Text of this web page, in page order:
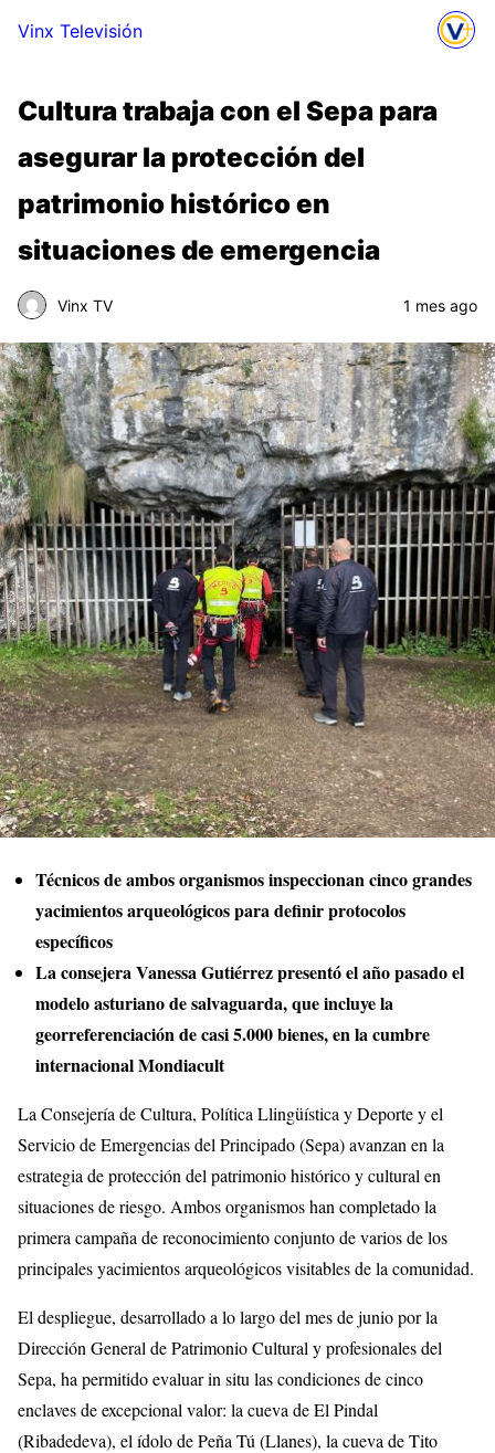
Vinx Televisión
Cultura trabaja con el Sepa para
asegurar la protección del
patrimonio histórico en
situaciones de emergencia
Vinx TV 1 mes ago
Técnicos de ambos organismos inspeccionan cinco grandes
yacimientos arqueológicos para definir protocolos
específicos
La consejera Vanessa Gutiérrez presentó el año pasado el
modelo asturiano de salvaguarda, que incluye la
georreferenciación de casi 5.000 bienes, en la cumbre
internacional Mondiacult
La Consejería de Cultura, Política Llingüística y Deporte y el
Servicio de Emergencias del Principado (Sepa) avanzan en la
estrategia de protección del patrimonio histórico y cultural en
situaciones de riesgo. Ambos organismos han completado la
primera campaña de reconocimiento conjunto de varios de los
principales yacimientos arqueológicos visitables de la comunidad.
El despliegue, desarrollado a lo largo del mes de junio por la
Dirección General de Patrimonio Cultural y profesionales del
Sepa, ha permitido evaluar in situ las condiciones de cinco
enclaves de excepcional valor: la cueva de El Pindal
(Ribadedeva), el ídolo de Peña Tú (Llanes), la cueva de Tito